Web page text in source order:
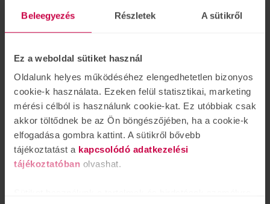
Beleegyezés Részletek A sütikről
Ez a weboldal sütiket használ
Oldalunk helyes működéséhez elengedhetetlen bizonyos
cookie-k használata. Ezeken felül statisztikai, marketing
mérési célból is használunk cookie-kat. Ez utóbbiak csak
akkor töltődnek be az Ön böngészőjében, ha a cookie-k
elfogadása gombra kattint. A sütikről bővebb
tájékoztatást a kapcsolódó adatkezelési
tájékoztatóban olvashat.